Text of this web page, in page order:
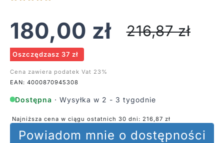
180,00 zł 216,87zł
Oszczędzasz 37 zł
Cena zawiera podatek Vat 23%
EAN: 4000870945308
Dostępna · Wysyłka w 2 - 3 tygodnie
Najniższa cena w ciągu ostatnich 30 dni: 216,87 zł
Powiadom mnie o dostępności